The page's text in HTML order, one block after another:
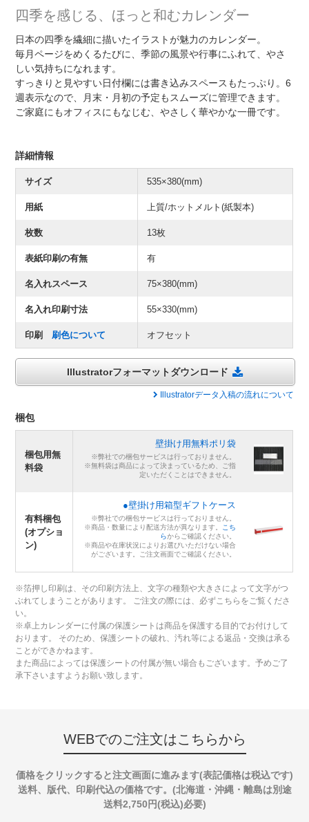
四季を感じる、ほっと和むカレンダー
日本の四季を繊細に描いたイラストが魅力のカレンダー。
毎月ページをめくるたびに、季節の風景や行事にふれて、やさ
しい気持ちになれます。
すっきりと見やすい日付欄には書き込みスペースもたっぷり。6
週表示なので、月末・月初の予定もスムーズに管理できます。
ご家庭にもオフィスにもなじむ、やさしく華やかな一冊です。
詳細情報
サイズ 535×380(mm)
用紙 上質/ホットメルト(紙製本)
枚数 13枚
表紙印刷の有無 有
名入れスペース 75×380(mm)
名入れ印刷寸法 55×330(mm)
印刷刷色について オフセット
Illustratorフォーマットダウンロード
Illustratorデータ入稿の流れについて
梱包
梱包用無
料袋
壁掛け用無料ポリ袋
※弊社での梱包サービスは行っておりません。
※無料袋は商品によって決まっているため、ご指
定いただくことはできません。
有料梱包
(オプショ
ン)
●壁掛け用箱型ギフトケース
※弊社での梱包サービスは行っておりません。
※商品・数量により配送方法が異なります。
こち
らからご確認ください。
※商品や在庫状況によりお選びいただけない場合
がございます。ご注文画面でご確認ください。
※箔押し印刷は、その印刷方法上、文字の種類や大きさによって文字がつ
ぶれてしまうことがあります。 ご注文の際には、必ずこちらをご覧くださ
い。
※卓上カレンダーに付属の保護シートは商品を保護する目的でお付けして
おります。 そのため、保護シートの破れ、汚れ等による返品・交換は承る
ことができかねます。
また商品によっては保護シートの付属が無い場合もございます。予めご了
承下さいますようお願い致します。
WEBでのご注文はこちらから
価格をクリックすると注文画面に進みます(表記価格は税込です)
送料、版代、印刷代込の価格です。(北海道・沖縄・離島は別途
送料2,750円(税込)必要)